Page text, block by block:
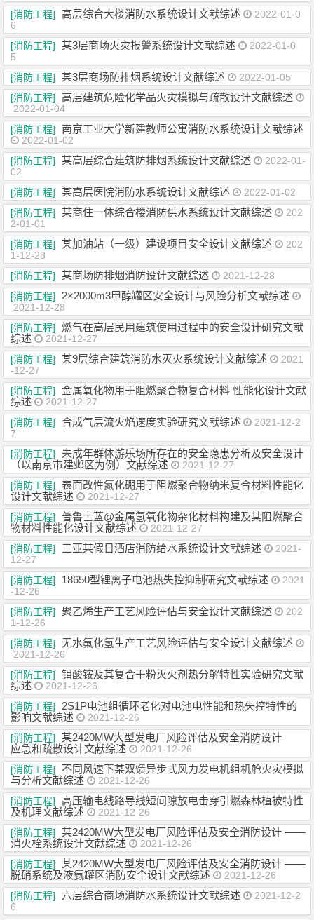
[消防工程]
高层综合大楼消防水系统设计文献综述
2022-01-0
6
[消防工程]
某3层商场火灾报警系统设计文献综述
2022-01-0
5
[消防工程]
某3层商场防排烟系统设计文献综述
2022-01-05
[消防工程]
高层建筑危险化学品火灾模拟与疏散设计文献综述
2022-01-04
[消防工程]
南京工业大学新建教师公寓消防水系统设计文献综述
2022-01-02
[消防工程]
某高层综合建筑防排烟系统设计文献综述
2022-01-
02
[消防工程]
某高层医院消防水系统设计文献综述
2022-01-02
[消防工程]
某商住一体综合楼消防供水系统设计文献综述
202
2-01-01
[消防工程]
某加油站（一级）建设项目安全设计文献综述
202
1-12-28
[消防工程]
某商场防排烟消防设计文献综述
2021-12-28
[消防工程]
2×2000m3甲醇罐区安全设计与风险分析文献综述
2021-12-28
[消防工程]
燃气在高层民用建筑使用过程中的安全设计研究文献
综述
2021-12-27
[消防工程]
某9层综合建筑消防水灭火系统设计文献综述
2021
-12-27
[消防工程]
金属氧化物用于阻燃聚合物复合材料 性能化设计文献
综述
2021-12-27
[消防工程]
合成气层流火焰速度实验研究文献综述
2021-12-2
7
[消防工程]
未成年群体游乐场所存在的安全隐患分析及安全设计
（以南京市建邺区为例）文献综述
2021-12-27
[消防工程]
表面改性氮化硼用于阻燃聚合物纳米复合材料性能化
设计文献综述
2021-12-27
[消防工程]
普鲁士蓝@金属氢氧化物杂化材料构建及其阻燃聚合
物材料性能化设计文献综述
2021-12-27
[消防工程]
三亚某假日酒店消防给水系统设计文献综述
2021-
12-27
[消防工程]
18650型锂离子电池热失控抑制研究文献综述
2021
-12-26
[消防工程]
聚乙烯生产工艺风险评估与安全设计文献综述
202
1-12-26
[消防工程]
无水氟化氢生产工艺风险评估与安全设计文献综述
2021-12-26
[消防工程]
钼酸铵及其复合干粉灭火剂热分解特性实验研究文献
综述
2021-12-26
[消防工程]
2S1P电池组循环老化对电池电性能和热失控特性的
影响文献综述
2021-12-26
[消防工程]
某2420MW大型发电厂风险评估及安全消防设计——
应急和疏散设计文献综述
2021-12-26
[消防工程]
不同风速下某双馈异步式风力发电机组机舱火灾模拟
与分析文献综述
2021-12-26
[消防工程]
高压输电线路导线短间隙放电击穿引燃森林植被特性
及机理文献综述
2021-12-26
[消防工程]
某2420MW大型发电厂风险评估及安全消防设计 ——
消火栓系统设计文献综述
2021-12-26
[消防工程]
某2420MW大型发电厂风险评估及安全消防设计 ——
脱硝系统及液氨罐区消防安全设计文献综述
2021-12-26
[消防工程]
六层综合商场消防水系统设计文献综述
2021-12-2
6